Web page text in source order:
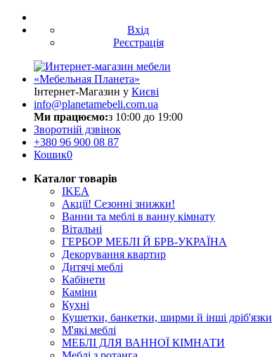
Вхід
Реєстрація
Інтернет-Магазин у Києві
info@planetamebeli.com.ua
Ми працюємо:з 10:00 до 19:00
Зворотній дзвінок
+380 96 900 08 87
Кошик0
Каталог товарів
IKEA
Акції! Сезонні знижки!
Ванни та меблі в ванну кімнату
Вітальні
ГЕРБОР МЕБЛІ Й БРВ-УКРАЇНА
Декорування квартир
Дитячі меблі
Кабінети
Каміни
Кухні
Кушетки, банкетки, ширми й інші дріб'язки
М'які меблі
МЕБЛІ ДЛЯ ВАННОЇ КІМНАТИ